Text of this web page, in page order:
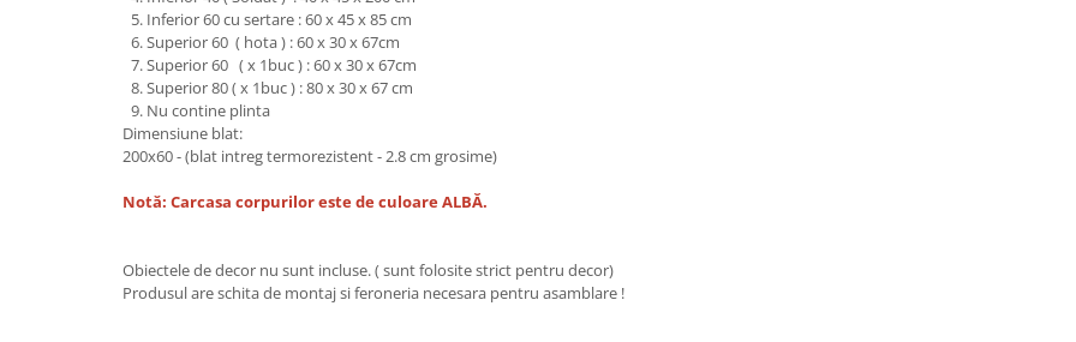
Inferior 60 cu sertare : 60 x 45 x 85 cm
Superior 60 ( hota ) : 60 x 30 x 67cm
Superior 60 ( x 1buc ) : 60 x 30 x 67cm
Superior 80 ( x 1buc ) : 80 x 30 x 67 cm
Nu contine plinta
Dimensiune blat:
200x60 - (blat intreg termorezistent - 2.8 cm grosime)
Notă: Carcasa corpurilor este de culoare ALBĂ.
Obiectele de decor nu sunt incluse. ( sunt folosite strict pentru decor)
Produsul are schita de montaj si feroneria necesara pentru asamblare !